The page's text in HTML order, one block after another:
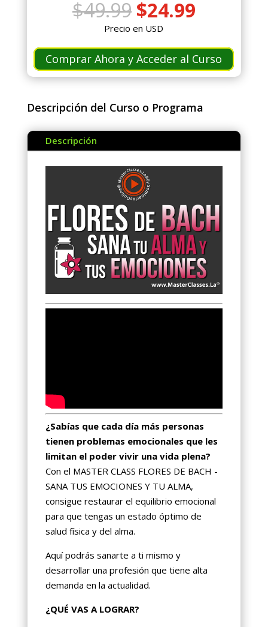
$49.99 El
precio
original
era:
$49.99.
$24.99El
es:
$24.99.
Precio en USD
Comprar Ahora y Acceder al Curso
Descripción del Curso o Programa
Descripción
¿Sabías que cada día más personas
tienen problemas emocionales que les
limitan el poder vivir una vida plena?
Con el MASTER CLASS FLORES DE BACH -
SANA TUS EMOCIONES Y TU ALMA,
consigue restaurar el equilibrio emocional
para que tengas un estado óptimo de
salud física y del alma.
Aquí podrás sanarte a ti mismo y
desarrollar una profesión que tiene alta
demanda en la actualidad.
¿QUÉ VAS A LOGRAR?